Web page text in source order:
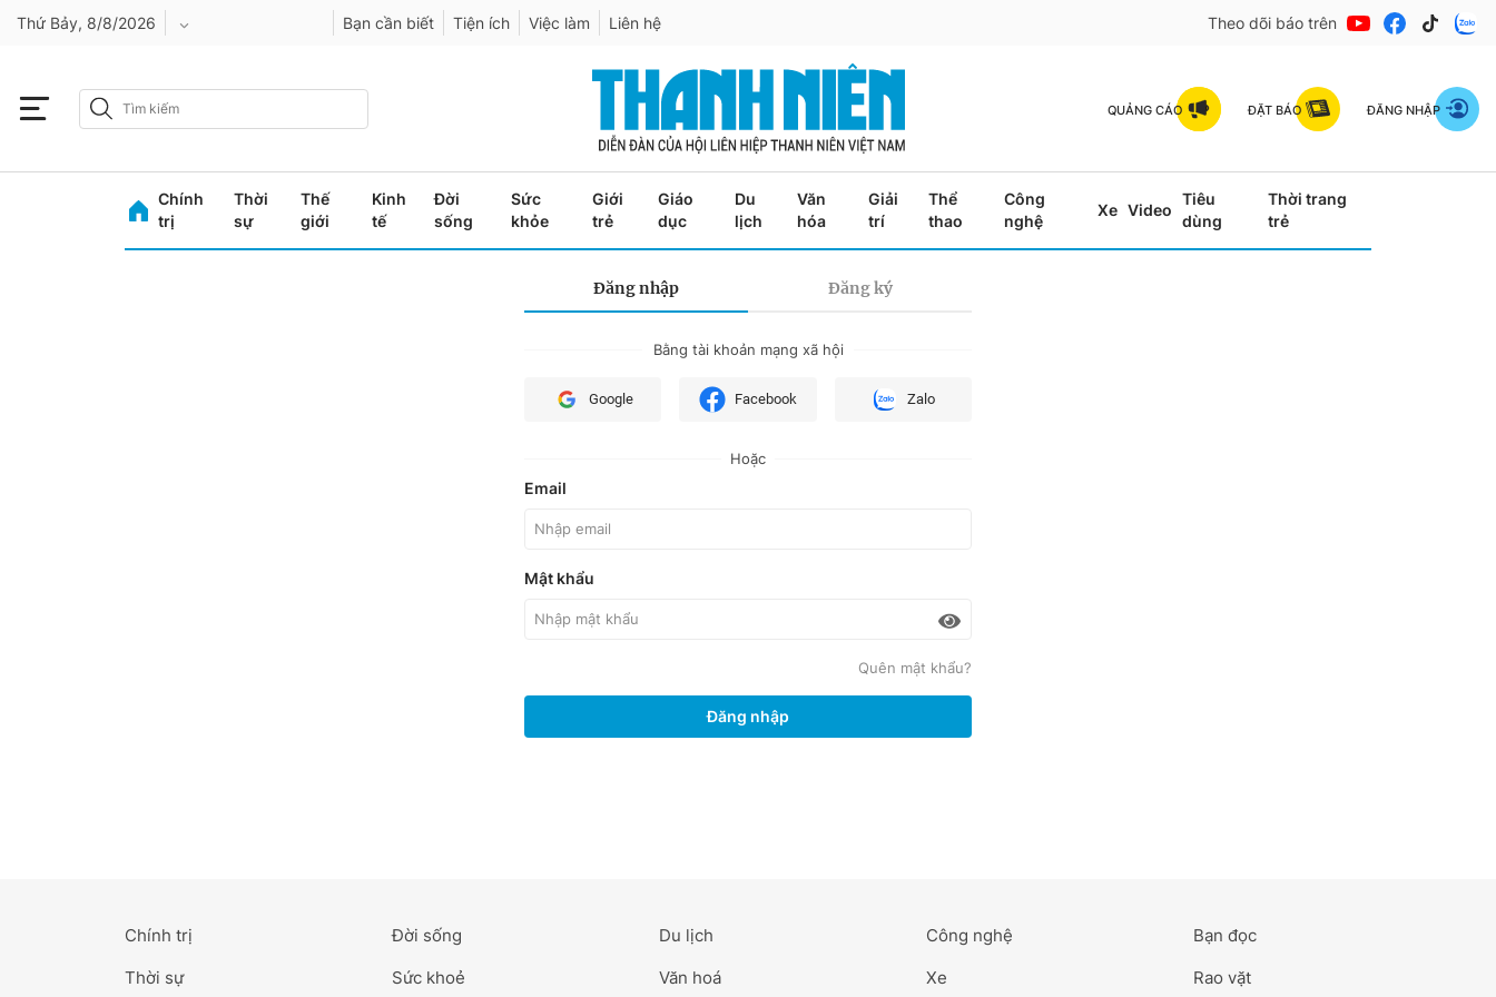
Thứ Bảy, 8/8/2026
Bình Phước
Đắk Lắk
Bạn cần biết Tiện ích Việc làm Liên hệ Theo dõi báo trên
QUẢNG CÁO ĐẶT BÁO ĐĂNG NHẬP
Chính
trị
Thời
sự
Thế
giới
Kinh
tế
Đời
sống
Sức
khỏe
Giới
trẻ
Giáo
dục
Du
lịch
Văn
hóa
Giải
trí
Thể
thao
Công
nghệ
Xe Video
Tiêu
dùng
Thời trang
trẻ
Đăng nhập Đăng ký
Bằng tài khoản mạng xã hội
Google Facebook Zalo
Hoặc
Email
Mật khẩu
Quên mật khẩu?
Đăng nhập
Chính trị
Thời sự
Đời sống
Sức khoẻ
Du lịch
Văn hoá
Công nghệ
Xe
Bạn đọc
Rao vặt